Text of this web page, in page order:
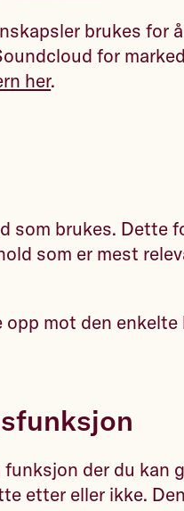
brukes for
for
her.
som brukes. Dette
som er mest
mot den enkelte
der du kan
etter eller ikke.